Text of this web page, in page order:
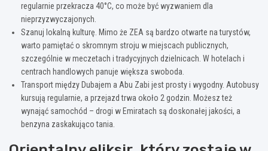
regularnie przekracza 40°C, co może być wyzwaniem dla
nieprzyzwyczajonych.
Szanuj lokalną kulturę. Mimo że ZEA są bardzo otwarte na turystów,
warto pamiętać o skromnym stroju w miejscach publicznych,
szczególnie w meczetach i tradycyjnych dzielnicach. W hotelach i
centrach handlowych panuje większa swoboda.
Transport między Dubajem a Abu Zabi jest prosty i wygodny. Autobusy
kursują regularnie, a przejazd trwa około 2 godzin. Możesz też
wynająć samochód – drogi w Emiratach są doskonałej jakości, a
benzyna zaskakująco tania.